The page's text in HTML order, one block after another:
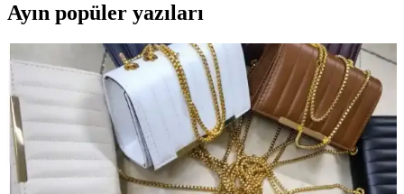
Ayın popüler yazıları